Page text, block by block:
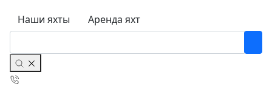
Наши яхты Аренда яхт